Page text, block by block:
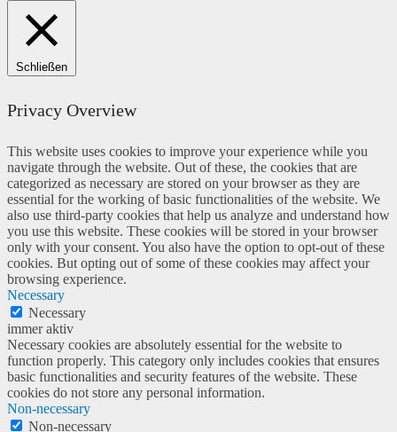
Schließen
Privacy Overview
This website uses cookies to improve your experience while you
navigate through the website. Out of these, the cookies that are
categorized as necessary are stored on your browser as they are
essential for the working of basic functionalities of the website. We
also use third-party cookies that help us analyze and understand how
you use this website. These cookies will be stored in your browser
only with your consent. You also have the option to opt-out of these
cookies. But opting out of some of these cookies may affect your
browsing experience.
Necessary
Necessary
immer aktiv
Necessary cookies are absolutely essential for the website to
function properly. This category only includes cookies that ensures
basic functionalities and security features of the website. These
cookies do not store any personal information.
Non-necessary
Non-necessary